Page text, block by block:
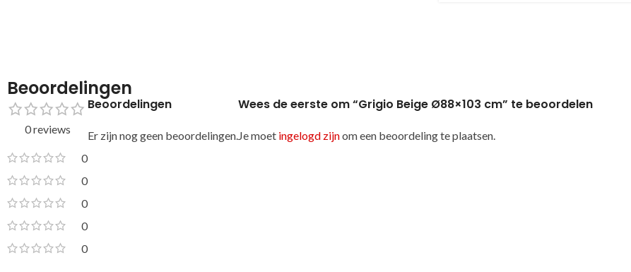
Beoordelingen
0 reviews
0
0
0
0
0
Beoordelingen
Er zijn nog geen beoordelingen.
Wees de eerste om “Grigio Beige Ø88×103 cm” te beoordelen
Je moet ingelogd zijnom een beoordeling te plaatsen.